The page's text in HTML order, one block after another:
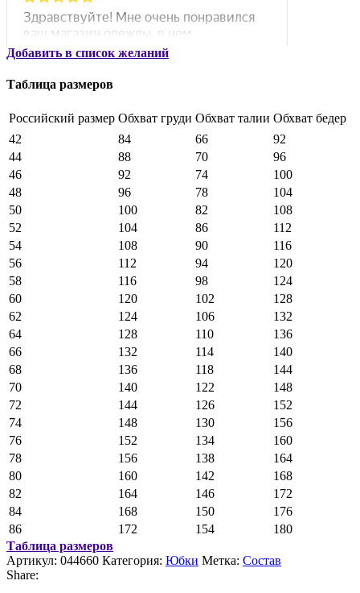
Добавить в список желаний
Таблица размеров
Российский размер Обхват груди Обхват талии Обхват бедер
42
84 66
92
44
88 70
96
46
92 74
100
48
96 78
104
50
100 82
108
52
104 86
112
54
108 90
116
56
112 94
120
58
116 98
124
60
120 102
128
62
124 106
132
64
128 110
136
66
132 114
140
68
136 118
144
70
140 122
148
72
144 126
152
74
148 130
156
76
152 134
160
78
156 138
164
80
160 142
168
82
164 146
172
84
168 150
176
86
172 154
180
Таблица размеров
Артикул: 044660 Категория: Юбки Метка: Состав
Share: